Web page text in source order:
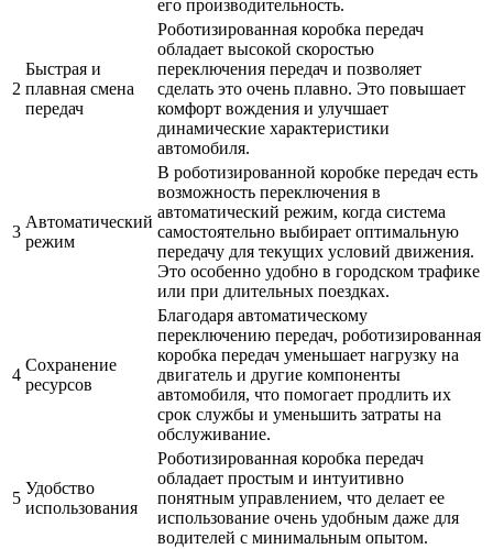
его производительность.
2
Быстрая и
плавная смена
передач
Роботизированная коробка передач
обладает высокой скоростью
переключения передач и позволяет
сделать это очень плавно. Это повышает
комфорт вождения и улучшает
динамические характеристики
автомобиля.
3
Автоматический
режим
В роботизированной коробке передач есть
возможность переключения в
автоматический режим, когда система
самостоятельно выбирает оптимальную
передачу для текущих условий движения.
Это особенно удобно в городском трафике
или при длительных поездках.
4
Сохранение
ресурсов
Благодаря автоматическому
переключению передач, роботизированная
коробка передач уменьшает нагрузку на
двигатель и другие компоненты
автомобиля, что помогает продлить их
срок службы и уменьшить затраты на
обслуживание.
5
Удобство
использования
Роботизированная коробка передач
обладает простым и интуитивно
понятным управлением, что делает ее
использование очень удобным даже для
водителей с минимальным опытом.